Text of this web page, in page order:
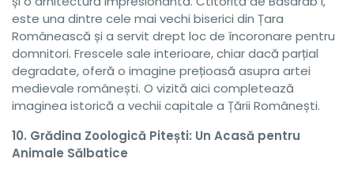
este una dintre cele mai vechi biserici din Țara
Românească și a servit drept loc de încoronare pentru
domnitori. Frescele sale interioare, chiar dacă parțial
degradate, oferă o imagine prețioasă asupra artei
medievale românești. O vizită aici completează
imaginea istorică a vechii capitale a Țării Românești.
10. Grădina Zoologică Pitești: Un Acasă pentru
Animale Sălbatice